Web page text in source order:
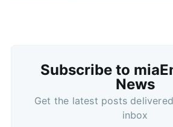
Subscribe to
News
Get the latest posts
inbox